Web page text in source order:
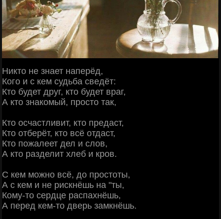
Никто не знает наперёд,
Кого и с кем судьба сведёт:
Кто будет друг, кто будет враг,
А кто знакомый, просто так,
Кто осчастливит, кто предаст,
Кто отберёт, кто всё отдаст,
Кто пожалеет дел и слов,
А кто разделит хлеб и кров.
С кем можно всё, до простоты,
А с кем и не рискнёшь на "ты,
Кому-то сердце распахнёшь,
А перед кем-то дверь замкнёшь.